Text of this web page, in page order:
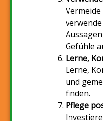
Gefühle
Lerne,
Lerne,
und
finden.
Pflege